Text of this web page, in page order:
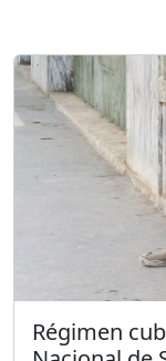
Régimen